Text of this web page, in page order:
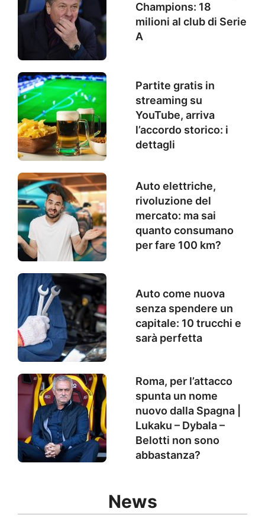
Champions: 18
milioni al club di Serie
A
Partite gratis in
streaming su
YouTube, arriva
l’accordo storico: i
dettagli
Auto elettriche,
rivoluzione del
mercato: ma sai
quanto consumano
per fare 100 km?
Auto come nuova
senza spendere un
capitale: 10 trucchi e
sarà perfetta
Roma, per l’attacco
spunta un nome
nuovo dalla Spagna |
Lukaku – Dybala –
Belotti non sono
abbastanza?
News